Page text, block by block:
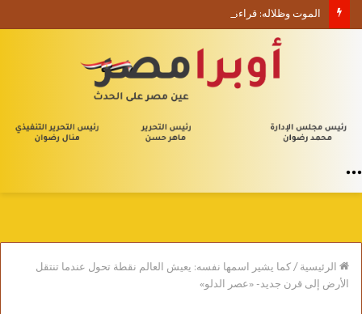
الموت وظلاله: قراءة في مجموعة “قد يكون وهما” للقاصة حنان باشا
الرئيسية/كما يشير اسمها نفسه: يعيش العالم نقطة تحول عندما تنتقل
الأرض إلى قرن جديد- «عصر الدلو»